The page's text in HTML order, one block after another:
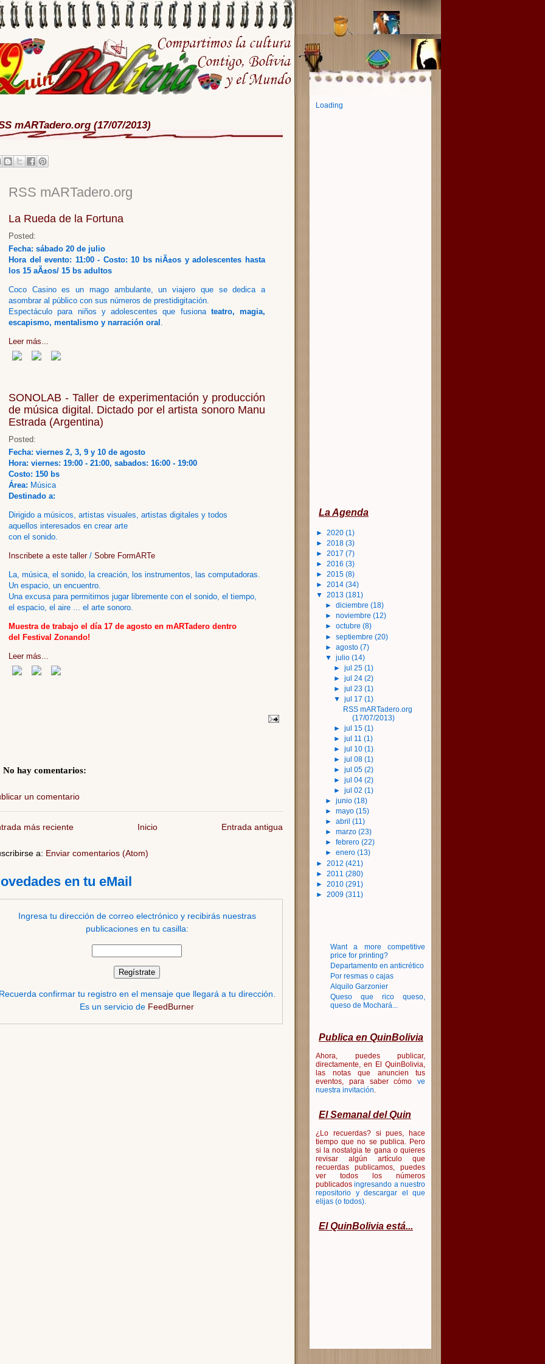
mARTadero.org (17/07/2013)
RSS mARTadero.org
La Rueda de la Fortuna
Posted:
Fecha: sábado 20 de julio
Hora del evento: 11:00 - Costo: 10 bs niÃ±os y adolescentes hasta
los 15 aÃ±os/ 15 bs adultos
Coco Casino es un mago ambulante, un viajero que se dedica a
asombrar al público con sus números de prestidigitación.
Espectáculo para niños y adolescentes que fusiona teatro, magia,
escapismo, mentalismo y narración oral .
Leer más...
SONOLAB - Taller de experimentación y producción
de música digital. Dictado por el artista sonoro Manu
Estrada (Argentina)
Posted:
Fecha: viernes 2, 3, 9 y 10 de agosto
Hora: viernes: 19:00 - 21:00, sabados: 16:00 - 19:00
Costo: 150 bs
Área: Música
Destinado a:
Dirigido a músicos, artistas visuales, artistas digitales y todos
aquellos interesados en crear arte
con el sonido.
Inscribete a este taller / Sobre FormARTe
La, música, el sonido, la creación, los instrumentos, las computadoras.
Un espacio, un encuentro.
Una excusa para permitirnos jugar libremente con el sonido, el tiempo,
el espacio, el aire ... el arte sonoro.
Muestra de trabajo el día 17 de agosto en mARTadero dentro
del Festival Zonando!
Leer más...
No hay comentarios:
un comentario
más reciente Entrada antigua
Inicio
a: Enviar comentarios (Atom)
en tu eMail
Ingresa tu dirección de correo electrónico y recibirás nuestras
publicaciones en tu casilla:
confirmar tu registro en el mensaje que llegará a tu dirección.
Es un servicio de FeedBurner
Loading
La Agenda
► 2020 (1)
► 2018 (3)
► 2017 (7)
► 2016 (3)
► 2015 (8)
► 2014 (34)
▼ 2013 (181)
► diciembre (18)
► noviembre (12)
► octubre (8)
► septiembre (20)
► agosto (7)
▼ julio (14)
►jul 25(1)
►jul 24(2)
►jul 23(1)
▼jul 17(1)
RSS mARTadero.org
(17/07/2013)
►jul 15(1)
►jul 11(1)
►jul 10(1)
►jul 08(1)
►jul 05(2)
►jul 04(2)
►jul 02(1)
► junio (18)
► mayo (15)
► abril (11)
► marzo (23)
► febrero (22)
► enero (13)
► 2012 (421)
► 2011 (280)
► 2010 (291)
► 2009 (311)
Want a more competitive
price for printing?
Departamento en anticrético
Por resmas o cajas
Alquilo Garzonier
Queso que rico queso,
queso de Mochará...
Publica en QuinBolivia
Ahora, puedes publicar,
directamente, en El QuinBolivia,
las notas que anuncien tus
eventos, para saber cómo ve
nuestra invitación.
El Semanal del Quin
¿Lo recuerdas? si pues, hace
tiempo que no se publica. Pero
si la nostalgia te gana o quieres
revisar algún artículo que
recuerdas publicamos, puedes
ver todos los números
publicados ingresando a nuestro
repositorio y descargar el que
elijas (o todos).
El QuinBolivia está...